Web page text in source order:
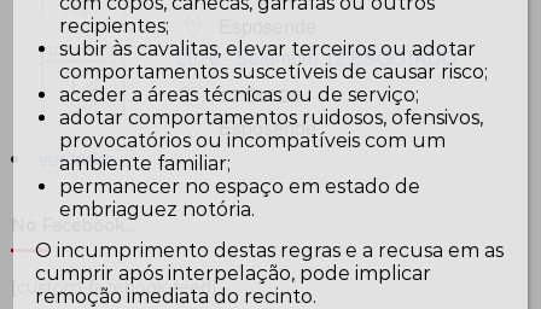
12
Set
2026 - Setembro 12 ESGOTADO
12 Set 26
Esposende
ver todos...
No Facebook…
[custom-facebook-feed]
recipientes;
subir às cavalitas, elevar terceiros ou adotar
comportamentos suscetíveis de causar risco;
aceder a áreas técnicas ou de serviço;
adotar comportamentos ruidosos, ofensivos,
provocatórios ou incompatíveis com um
ambiente familiar;
permanecer no espaço em estado de
embriaguez notória.
O incumprimento destas regras e a recusa em as
cumprir após interpelação, pode implicar
remoção imediata do recinto.